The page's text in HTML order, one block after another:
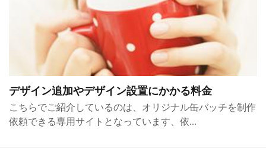
デザイン追加やデザイン設置にかかる料金
こちらでご紹介しているのは、オリジナル缶バッチを制作
依頼できる専用サイトとなっています、依...